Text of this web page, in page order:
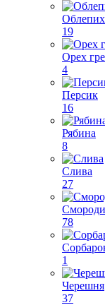
19
Орех
4
Персик
16
Рябина
8
Слива
27
78
1
Черешня
37